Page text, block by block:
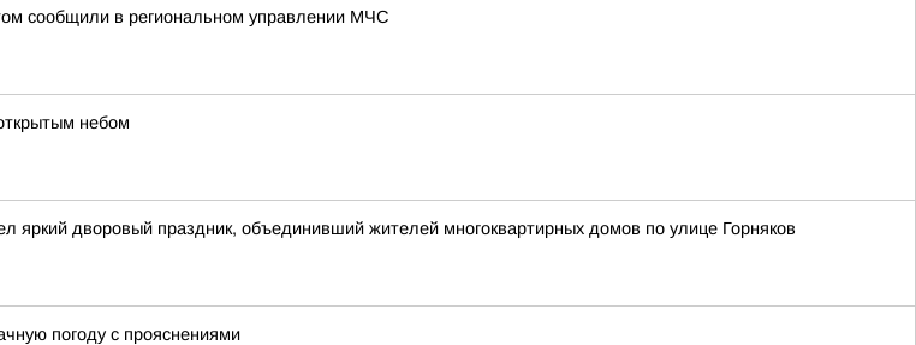
сообщили в региональном управлении МЧС
небом
яркий дворовый праздник, объединивший жителей многоквартирных домов по улице Горняков
погоду с прояснениями